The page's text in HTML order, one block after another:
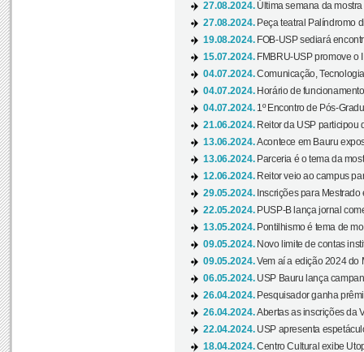
27.08.2024. Última semana da
27.08.2024. Peça teatral Palíndromo
19.08.2024. FOB-USP sediará
15.07.2024. FMBRU-USP promove o
04.07.2024.Comunicação,
04.07.2024. Horário de
04.07.2024. 1º Encontro de Pós-
21.06.2024. Reitor da USP participou
13.06.2024.Acontece em Bauru
13.06.2024. Parceria é o tema da
12.06.2024. Reitor veio ao campus
29.05.2024. Inscrições para
22.05.2024. PUSP-B lança jornal
13.05.2024. Pontilhismo é tema de
09.05.2024. Novo limite de contas
09.05.2024.Vem aí a edição 2024 do
06.05.2024. USP Bauru lança
26.04.2024. Pesquisador ganha
26.04.2024.Abertas as inscrições da
22.04.2024. USP apresenta
18.04.2024.Centro Cultural exibe